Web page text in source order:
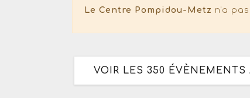
Le Centre Pompidou-Metz n'a
VOIR LES 350